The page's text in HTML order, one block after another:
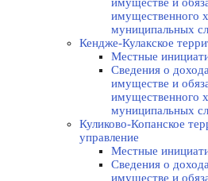
имущественного
муниципальных
Кендже-Кулакское
Местные
Сведения о
имуществе и
имущественного
муниципальных
Куликово-Копанское
управление
Местные
Сведения о
имуществе и